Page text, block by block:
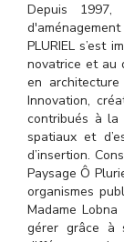
Depuis
PLURIEL s’est
novatrice et au
en
Innovation,
contribués à la
spatiaux et
d’insertion.
Paysage Ô
organismes
Madame
gérer grâce à